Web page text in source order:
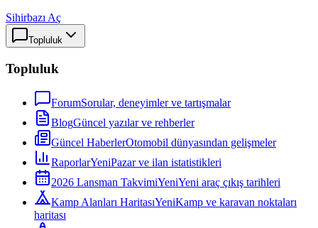
Sihirbazı Aç
Topluluk
Topluluk
ForumSorular, deneyimler ve tartışmalar
BlogGüncel yazılar ve rehberler
Güncel HaberlerOtomobil dünyasından gelişmeler
RaporlarYeniPazar ve ilan istatistikleri
2026 Lansman TakvimiYeniYeni araç çıkış tarihleri
Kamp Alanları HaritasıYeniKamp ve karavan noktaları
haritası